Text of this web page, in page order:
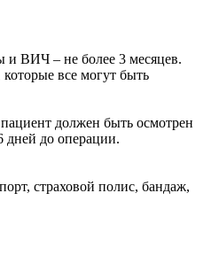
и ВИЧ – не более 3 месяцев.
все могут быть
должен быть осмотрен
дней до операции.
страховой полис, бандаж,